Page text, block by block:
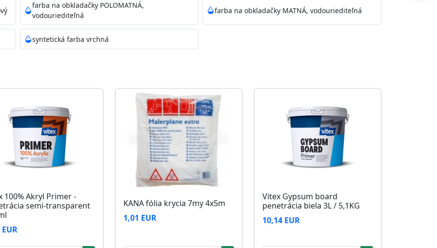
prachu, mastnoty, solí a materiálov so zlou priľnavosťou. Otvory alebo trhliny vyplňte
light putty a prebrúste. Nové alebo porézne povrchy natreté menej kvalitnými farbami
5°C až 25°C
farba na obkladačky POLOMATNÁ,
vodouriediteľná
farba na obkladačky MATNÁ, vodouriediteľná
syntetická farba vrchná
100% Akryl Primer -
semi-transparent
KANA fólia krycia 7my 4x5m
1,01 EUR
Vitex Gypsum board
penetrácia biela 3L / 5,1KG
10,14 EUR